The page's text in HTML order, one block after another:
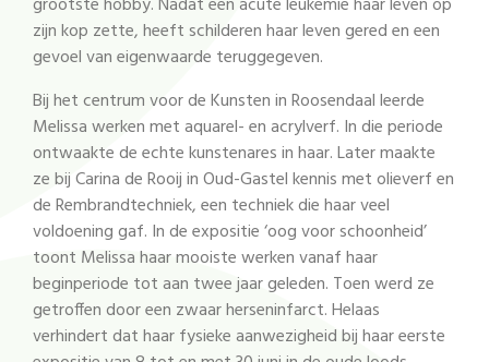
zijn kop zette, heeft schilderen haar leven gered en een
gevoel van eigenwaarde teruggegeven.
Bij het centrum voor de Kunsten in Roosendaal leerde
Melissa werken met aquarel- en acrylverf. In die periode
ontwaakte de echte kunstenares in haar. Later maakte
ze bij Carina de Rooij in Oud-Gastel kennis met olieverf en
de Rembrandtechniek, een techniek die haar veel
voldoening gaf. In de expositie ‘oog voor schoonheid’
toont Melissa haar mooiste werken vanaf haar
beginperiode tot aan twee jaar geleden. Toen werd ze
getroffen door een zwaar herseninfarct. Helaas
verhindert dat haar fysieke aanwezigheid bij haar eerste